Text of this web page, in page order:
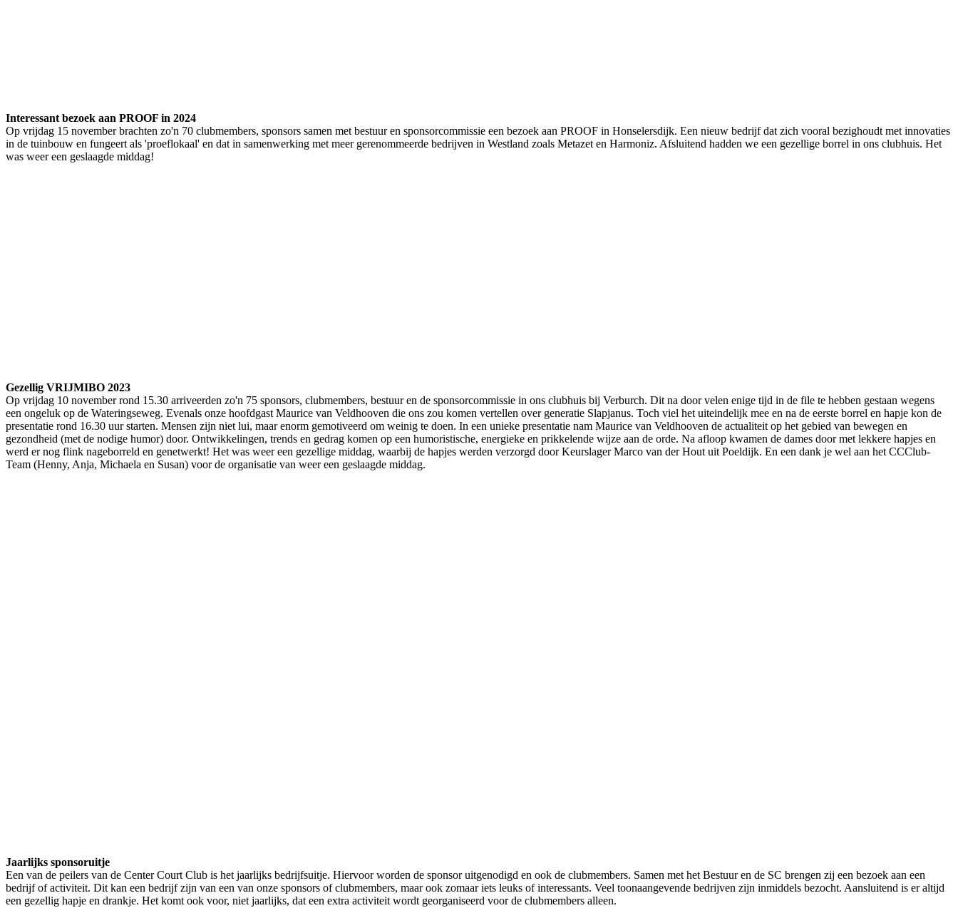
Interessant bezoek aan PROOF in 2024
Op vrijdag 15 november brachten zo'n 70 clubmembers, sponsors samen met bestuur en sponsorcommissie een bezoek aan PROOF in Honselersdijk. Een nieuw bedrijf dat zich vooral bezighoudt met innovaties
in de tuinbouw en fungeert als 'proeflokaal' en dat in samenwerking met meer gerenommeerde bedrijven in Westland zoals Metazet en Harmoniz. Afsluitend hadden we een gezellige borrel in ons clubhuis. Het
was weer een geslaagde middag!
Gezellig VRIJMIBO 2023
Op vrijdag 10 november rond 15.30 arriveerden zo'n 75 sponsors, clubmembers, bestuur en de sponsorcommissie in ons clubhuis bij Verburch. Dit na door velen enige tijd in de file te hebben gestaan wegens
een ongeluk op de Wateringseweg. Evenals onze hoofdgast Maurice van Veldhooven die ons zou komen vertellen over generatie Slapjanus. Toch viel het uiteindelijk mee en na de eerste borrel en hapje kon de
presentatie rond 16.30 uur starten. Mensen zijn niet lui, maar enorm gemotiveerd om weinig te doen. In een unieke presentatie nam Maurice van Veldhooven de actualiteit op het gebied van bewegen en
gezondheid (met de nodige humor) door. Ontwikkelingen, trends en gedrag komen op een humoristische, energieke en prikkelende wijze aan de orde. Na afloop kwamen de dames door met lekkere hapjes en
werd er nog flink nageborreld en genetwerkt! Het was weer een gezellige middag, waarbij de hapjes werden verzorgd door Keurslager Marco van der Hout uit Poeldijk. En een dank je wel aan het CCClub-
Team (Henny, Anja, Michaela en Susan) voor de organisatie van weer een geslaagde middag.
Jaarlijks sponsoruitje
Een van de peilers van de Center Court Club is het jaarlijks bedrijfsuitje. Hiervoor worden de sponsor uitgenodigd en ook de clubmembers. Samen met het Bestuur en de SC brengen zij een bezoek aan een
bedrijf of activiteit. Dit kan een bedrijf zijn van een van onze sponsors of clubmembers, maar ook zomaar iets leuks of interessants. Veel toonaangevende bedrijven zijn inmiddels bezocht. Aansluitend is er altijd
een gezellig hapje en drankje. Het komt ook voor, niet jaarlijks, dat een extra activiteit wordt georganiseerd voor de clubmembers alleen.